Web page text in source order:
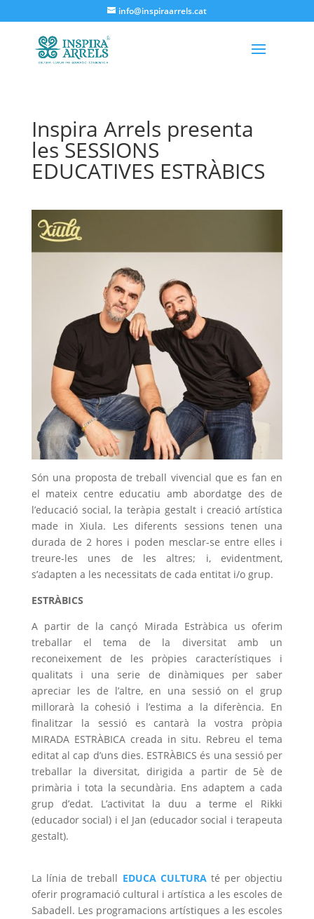
info@inspiraarrels.cat
Inspira Arrels presenta
les SESSIONS
EDUCATIVES ESTRÀBICS
Són una proposta de treball vivencial que es fan en
el mateix centre educatiu amb abordatge des de
l’educació social, la teràpia gestalt i creació artística
made in Xiula. Les diferents sessions tenen una
durada de 2 hores i poden mesclar-se entre elles i
treure-les unes de les altres; i, evidentment,
s’adapten a les necessitats de cada entitat i/o grup.
ESTRÀBICS
A partir de la cançó Mirada Estràbica us oferim
treballar el tema de la diversitat amb un
reconeixement de les pròpies característiques i
qualitats i una serie de dinàmiques per saber
apreciar les de l’altre, en una sessió on el grup
millorarà la cohesió i l’estima a la diferència. En
finalitzar la sessió es cantarà la vostra pròpia
MIRADA ESTRÀBICA creada in situ. Rebreu el tema
editat al cap d’uns dies. ESTRÀBICS és una sessió per
treballar la diversitat, dirigida a partir de 5è de
primària i tota la secundària. Ens adaptem a cada
grup d’edat. L’activitat la duu a terme el Rikki
(educador social) i el Jan (educador social i terapeuta
gestalt).
La línia de treball EDUCA CULTURAté per objectiu
oferir programació cultural i artística a les escoles de
Sabadell. Les programacions artístiques a les escoles